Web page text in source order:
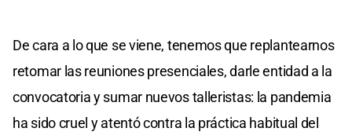
De cara a lo que se viene, tenemos que replantearnos
retomar las reuniones presenciales, darle entidad a la
convocatoria y sumar nuevos talleristas: la pandemia
ha sido cruel y atentó contra la práctica habitual del